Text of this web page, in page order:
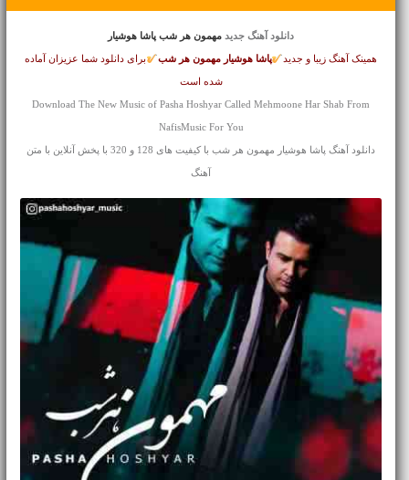
دانلود آهنگ جدید مهمون هر شب پاشا هوشیار
همینک آهنگ زیبا و جدید پاشا هوشیار مهمون هر شب برای دانلود شما عزیزان آماده
شده است
Download The New Music of Pasha Hoshyar Called Mehmoone Har Shab From
NafisMusic For You
دانلود آهنگ پاشا هوشیار مهمون هر شب با کیفیت های 128 و 320 با پخش آنلاین با متن
آهنگ